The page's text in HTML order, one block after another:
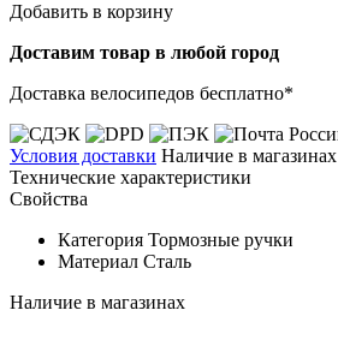
Добавить в корзину
Доставим товар в любой город
Доставка велосипедов бесплатно*
Условия доставки Наличие в магазинах
Технические характеристики
Свойства
Категория Тормозные ручки
Материал Сталь
Наличие в магазинах